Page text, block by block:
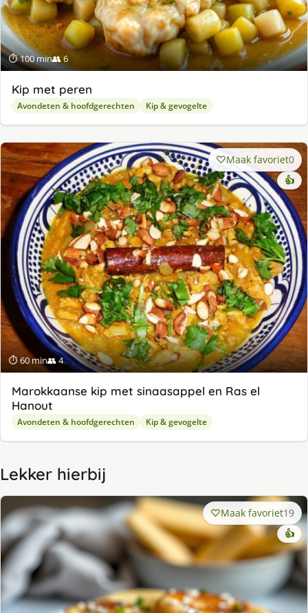
⏱ 100 min👥 6
Kip met peren
Avondeten & hoofdgerechten Kip & gevogelte
⏱ 60 min👥 4
Maak favoriet0
👍
Marokkaanse kip met sinaasappel en Ras el
Hanout
Avondeten & hoofdgerechten Kip & gevogelte
Lekker hierbij
Maak favoriet19
👍